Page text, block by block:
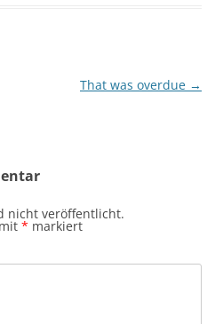
That was overdue →
nicht veröffentlicht.
* markiert